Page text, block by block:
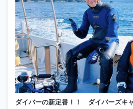
ダイバーの新定番！！ ダイバーズキ